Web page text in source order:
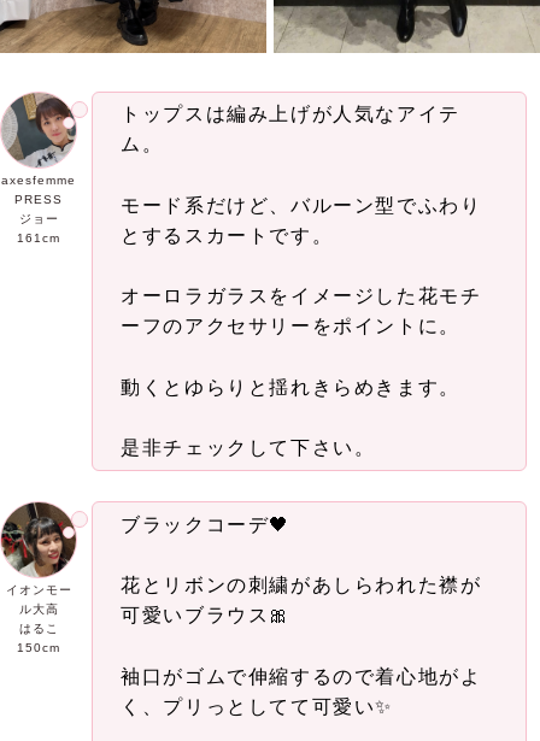
axesfemme
PRESS
ジョー
161cm
トップスは編み上げが人気なアイテ
ム。
モード系だけど、バルーン型でふわり
とするスカートです。
オーロラガラスをイメージした花モチ
ーフのアクセサリーをポイントに。
動くとゆらりと揺れきらめきます。
是非チェックして下さい。
イオンモー
ル大高
はるこ
150cm
ブラックコーデ🖤
花とリボンの刺繍があしらわれた襟が
可愛いブラウス🎀
袖口がゴムで伸縮するので着心地がよ
く、プリっとしてて可愛い✨